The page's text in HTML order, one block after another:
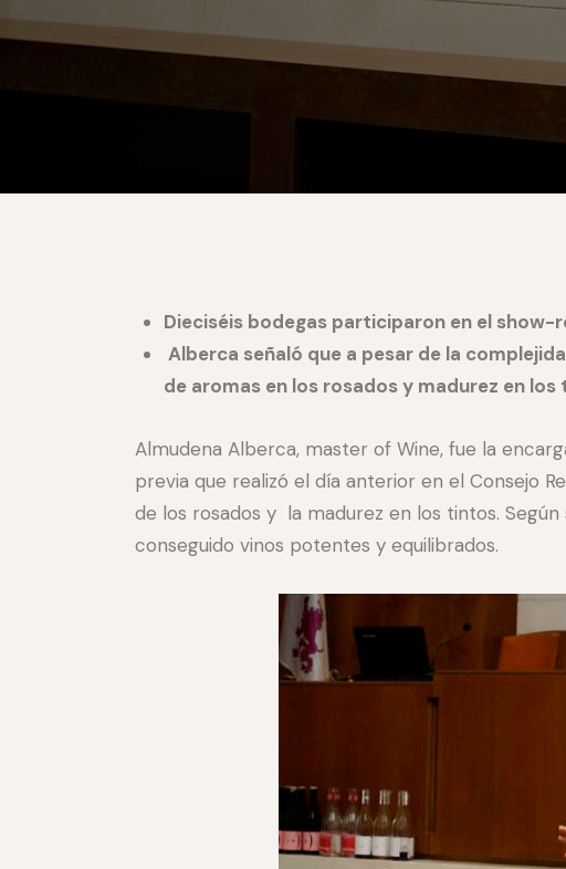
Dieciséis bodegas participaron en el
Alberca señaló que a pesar de la
de aromas en los rosados y madurez en los
Almudena Alberca, master of Wine, fue la
previa que realizó el día anterior en el Consejo
de los rosados y la madurez en los tintos.
conseguido vinos potentes y equilibrados.